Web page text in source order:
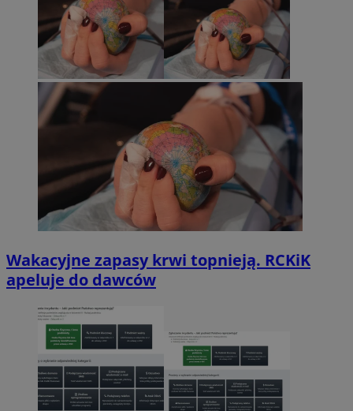
Wakacyjne zapasy krwi topnieją. RCKiK
apeluje do dawców